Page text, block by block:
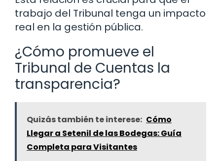
trabajo del Tribunal tenga un impacto
real en la gestión pública.
¿Cómo promueve el
Tribunal de Cuentas la
transparencia?
Quizás también te interese: Cómo
Llegar a Setenil de las Bodegas: Guía
Completa para Visitantes